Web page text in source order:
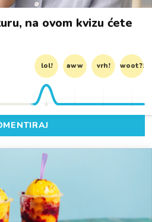
na ovom kvizu ćete
lol! aww vrh! woot?!